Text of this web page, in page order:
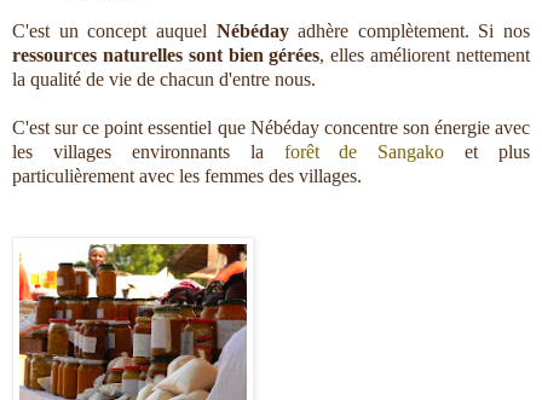
C'est un concept auquel Nébédayadhère complètement. Si nos
ressources naturelles sont bien gérées, elles améliorent nettement
la qualité de vie de chacun d'entre nous.
C'est sur ce point essentiel que Nébéday concentre son énergie avec
les villages environnants la forêt de Sangako et plus
particulièrement avec les femmes des villages.